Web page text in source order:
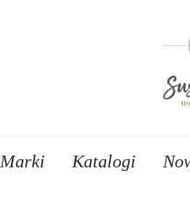
Marki Katalogi